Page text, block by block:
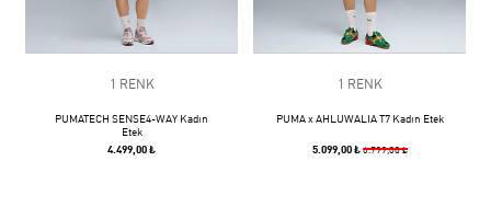
1 RENK
PUMATECH SENSE4-WAY Kadın
Etek
4.499,00 ₺
1 RENK
PUMA x AHLUWALIA T7 Kadın Etek
5.099,00 ₺ 6.799,00 ₺